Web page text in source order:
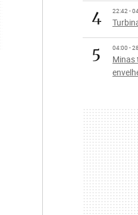
4 22:42 -
5 04:00 -
Minas